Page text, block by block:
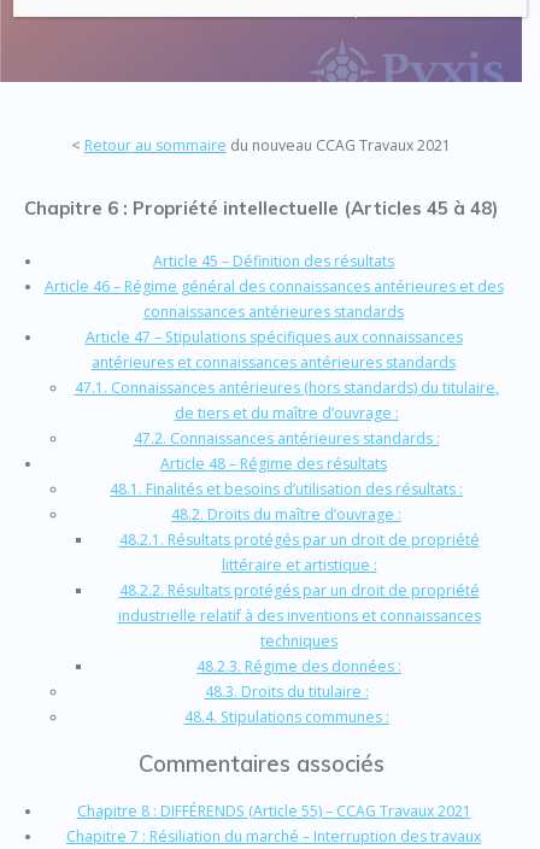
< Retour au sommaire du nouveau CCAG Travaux 2021
Chapitre 6 : Propriété intellectuelle (Articles 45 à 48)
Article 45 – Définition des résultats
Article 46 – Régime général des connaissances antérieures et des
connaissances antérieures standards
Article 47 – Stipulations spécifiques aux connaissances
antérieures et connaissances antérieures standards
47.1. Connaissances antérieures (hors standards) du titulaire,
de tiers et du maître d’ouvrage :
47.2. Connaissances antérieures standards :
Article 48 – Régime des résultats
48.1. Finalités et besoins d’utilisation des résultats :
48.2. Droits du maître d’ouvrage :
48.2.1. Résultats protégés par un droit de propriété
littéraire et artistique :
48.2.2. Résultats protégés par un droit de propriété
industrielle relatif à des inventions et connaissances
techniques
48.2.3. Régime des données :
48.3. Droits du titulaire :
48.4. Stipulations communes :
Commentaires associés
Chapitre 8 : DIFFÉRENDS (Article 55) – CCAG Travaux 2021
Chapitre 7 : Résiliation du marché – Interruption des travaux